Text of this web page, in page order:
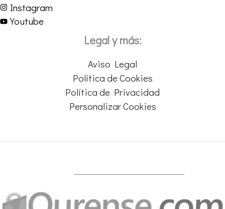
Instagram
Youtube
Legal y más:
Aviso Legal
Política de Cookies
Política de Privacidad
Personalizar Cookies